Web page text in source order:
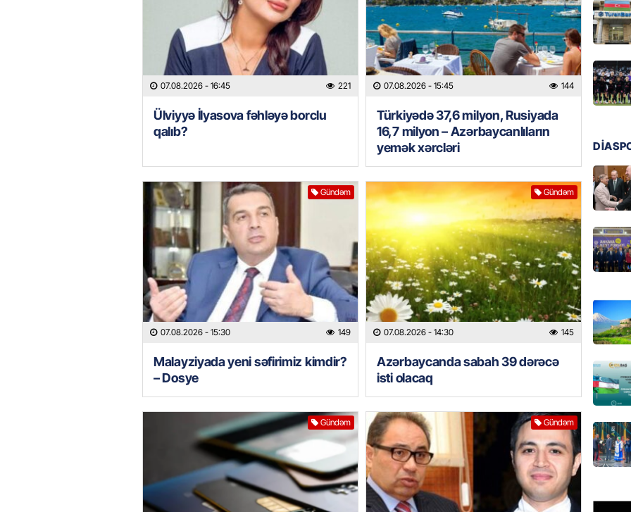
07.08.2026 - 16:45 221
Ülviyyə İlyasova fəhləyə borclu
qalıb?
07.08.2026 - 15:45 144
Türkiyədə 37,6 milyon, Rusiyada
16,7 milyon – Azərbaycanlıların
yemək xərcləri
Gündəm
07.08.2026 - 15:30 149
Malayziyada yeni səfirimiz kimdir?
– Dosye
Gündəm
07.08.2026 - 14:30 145
Azərbaycanda sabah 39 dərəcə
isti olacaq
Gündəm Gündəm
MANŞET
sazişi
Tramp
ÖZƏL
İki
ETDİ:
GÜNDƏM
olacaq
REKLAM